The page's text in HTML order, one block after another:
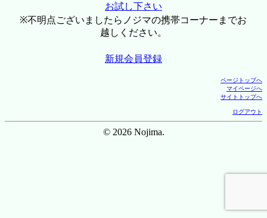
お試し下さい
※不明点ございましたらノジマの携帯コーナーまでお
越しください。
新規会員登録
ページトップへ
マイページへ
サイトトップへ
ログアウト
© 2026 Nojima.